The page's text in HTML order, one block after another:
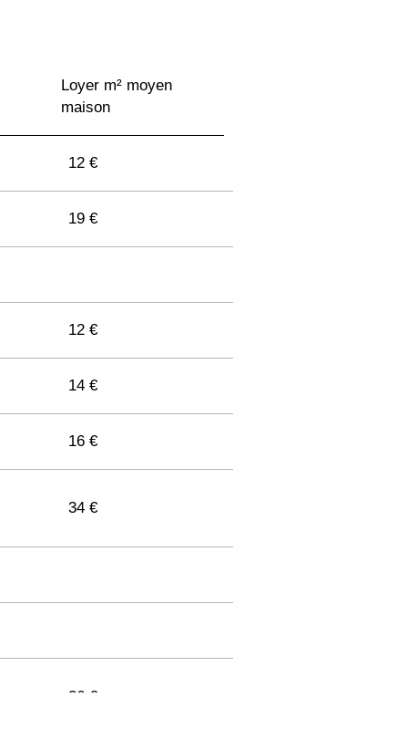
Loyer m² moyen
maison
12 €
19 €
12 €
14 €
16 €
34 €
36 €